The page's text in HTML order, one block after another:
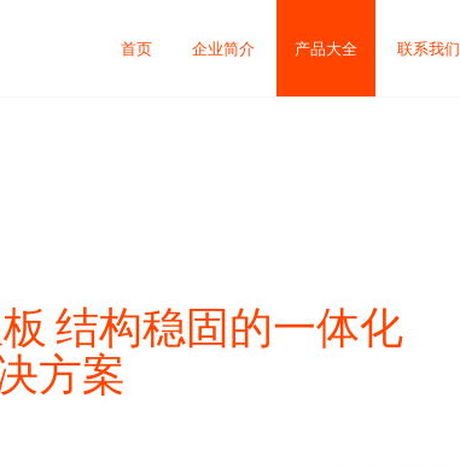
首页 企业简介 产品大全 联系我们
结构稳固的一体化
方案